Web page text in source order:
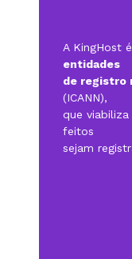
A KingHost
entidades
de registro
(ICANN),
que
feitos
sejam